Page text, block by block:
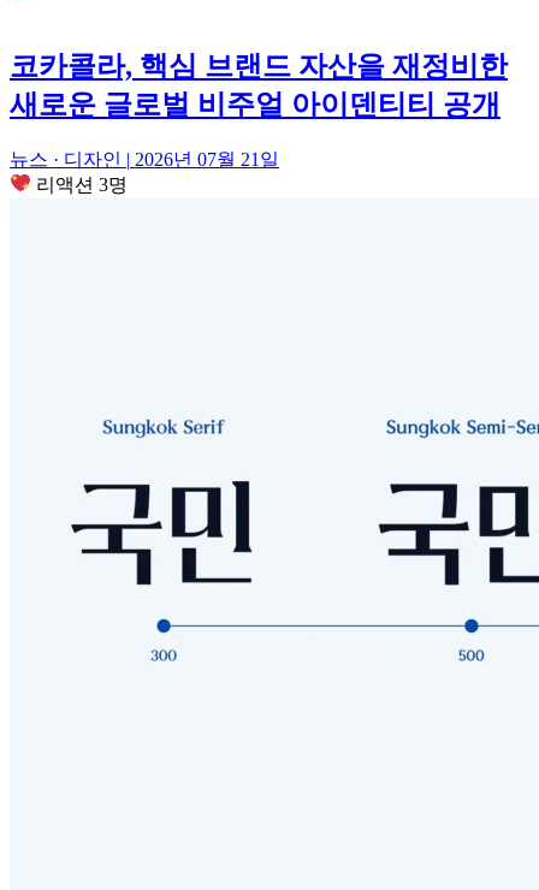
코카콜라, 핵심 브랜드 자산을 재정비한
새로운 글로벌 비주얼 아이덴티티 공개
뉴스 · 디자인 | 2026년 07월 21일
리액션 3명